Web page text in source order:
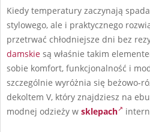
Kiedy temperatury zaczynają
stylowego, ale i praktycznego
przetrwać chłodniejsze dni bez
damskie są właśnie takim
sobie komfort, funkcjonalność i
szczególnie wyróżnia się beżowo-
dekoltem V, który znajdziesz na
modnej odzieży w sklepach